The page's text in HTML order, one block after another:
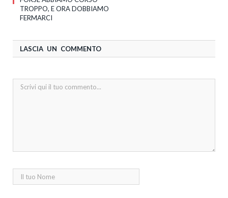
TROPPO, E ORA DOBBIAMO
FERMARCI
LASCIA UN COMMENTO